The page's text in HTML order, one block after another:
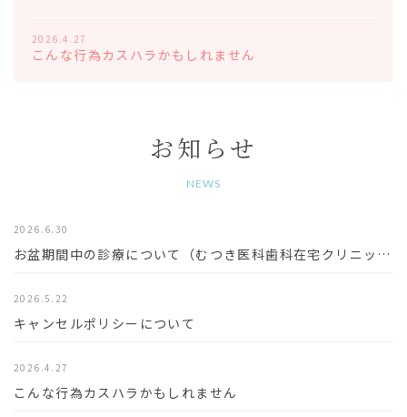
2026.4.27
こんな行為カスハラかもしれません
お知らせ
NEWS
2026.6.30
お盆期間中の診療について（むつき医科歯科在宅クリニック/おおつきまちクリニック）
2026.5.22
キャンセルポリシーについて
2026.4.27
こんな行為カスハラかもしれません